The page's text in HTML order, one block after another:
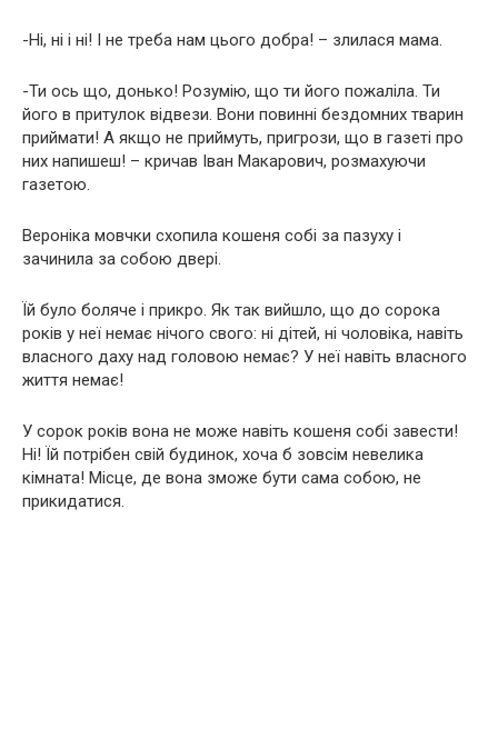
-Ні, ні і ні! І не треба нам цього добра! – злилася мама.
-Ти ось що, донько! Розумію, що ти його пожаліла. Ти
його в притулок відвези. Вони повинні бездомних тварин
приймати! А якщо не приймуть, пригрози, що в газеті про
них напишеш! – кричав Іван Макарович, розмахуючи
газетою.
Вероніка мовчки схопила кошеня собі за пазуху і
зачинила за собою двері.
Їй було боляче і прикро. Як так вийшло, що до сорока
років у неї немає нічого свого: ні дітей, ні чоловіка, навіть
власного даху над головою немає? У неї навіть власного
життя немає!
У сорок років вона не може навіть кошеня собі завести!
Ні! Їй потрібен свій будинок, хоча б зовсім невелика
кімната! Місце, де вона зможе бути сама собою, не
прикидатися.